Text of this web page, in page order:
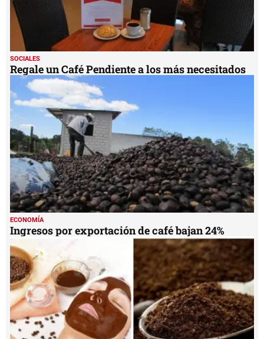
SOCIALES
Regale un Café Pendiente a los más necesitados
ECONOMÍA
Ingresos por exportación de café bajan 24%